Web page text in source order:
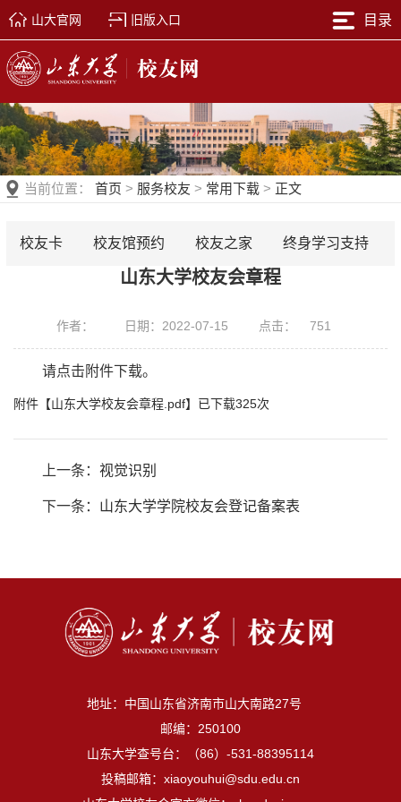
山大官网 旧版入口 目录
当前位置： 首页 > 服务校友 > 常用下载> 正文
校友卡 校友馆预约 校友之家 终身学习支持
山东大学校友会章程
作者： 日期：2022-07-15 点击： 751
请点击附件下载。
附件【山东大学校友会章程.pdf】已下载325次
上一条：视觉识别
下一条： 山东大学学院校友会登记备案表
地址：中国山东省济南市山大南路27号
邮编：250100
山东大学查号台：（86）-531-88395114
投稿邮箱：xiaoyouhui@sdu.edu.cn